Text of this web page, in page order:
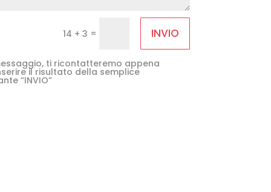
14 + 3 = INVIO
ti ricontatteremo appena
il risultato della semplice
“INVIO”